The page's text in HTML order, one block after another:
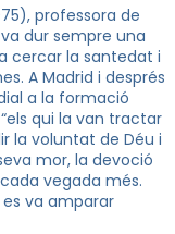
professora de
dur sempre una
cercar la santedat i
A Madrid i després
a la formació
qui la van tractar
la voluntat de Déu i
mor, la devoció
vegada més.
va amparar